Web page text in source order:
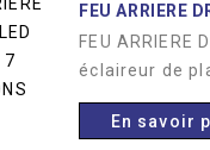
FEU ARRIERE
FEU
éclaireur de
En savoir